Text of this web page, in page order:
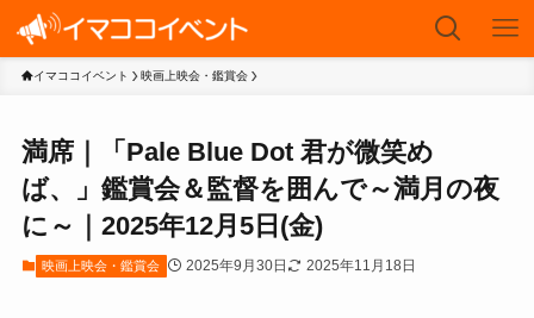
イマココイベント 映画上映会・鑑賞会
満席｜「Pale Blue Dot 君が微笑め
ば、」鑑賞会＆監督を囲んで～満月の夜
に～｜2025年12月5日(金)
映画上映会・鑑賞会 2025年9月30日 2025年11月18日